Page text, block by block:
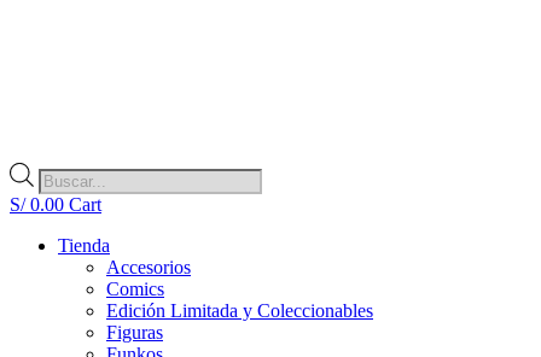
Búsqueda
de
productos
S/0.00 Cart
Tienda
Accesorios
Comics
Edición Limitada y Coleccionables
Figuras